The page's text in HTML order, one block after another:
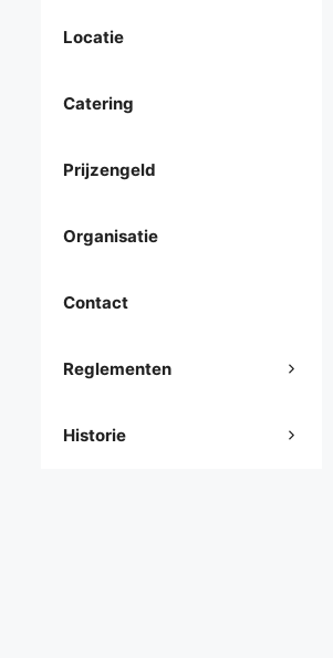
Locatie
Catering
Prijzengeld
Organisatie
Contact
Reglementen
Historie